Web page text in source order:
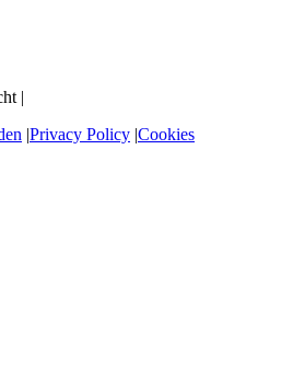
|
Privacy Policy Cookies